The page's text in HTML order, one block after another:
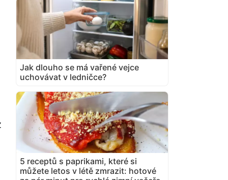
Jak dlouho se má vařené vejce
uchovávat v ledničce?
5 receptů s paprikami, které si
můžete letos v létě zmrazit: hotové